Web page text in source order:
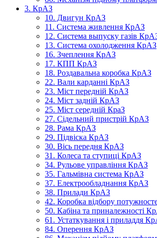
3. КрАЗ
10. Двигун КрАЗ
11. Система живлення КрАЗ
12. Система выпуску газів
13. Система охолодження КрАЗ
16. Зчеплення КрАЗ
17. КПП КрАЗ
18. Роздавальна коробка КрАЗ
22. Вали карданні КрАЗ
23. Міст передній КрАЗ
24. Міст задній КрАЗ
25. Міст середній КраЗ
27. Сідельний пристрій КрАЗ
28. Рама КрАЗ
29. Підвіска КрАЗ
30. Вісь передня КрАЗ
31. Колеса та ступиці КрАЗ
34. Рульове управління КрАЗ
35. Гальмівна система КрАЗ
37. Електрообладнання КрАЗ
38. Прилади КрАЗ
42. Коробка відбору
50. Кабіна та приналежності
61. Устаткування і приладдя
84. Оперення КрАЗ